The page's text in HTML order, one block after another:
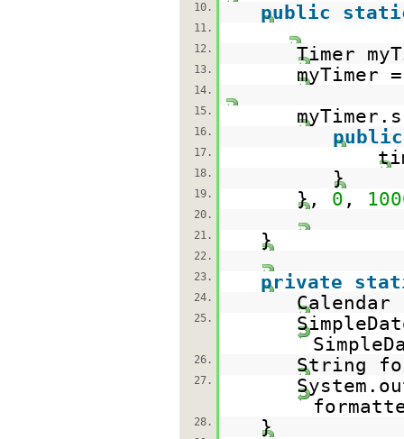
10.
public
11.
12.
Timer
13. myTimer
14.
15.
16. public
17.
18. }
19. }, 0 ,
20.
21.
}
22.
23.
private
24.
25.
26. String
27.
28. }